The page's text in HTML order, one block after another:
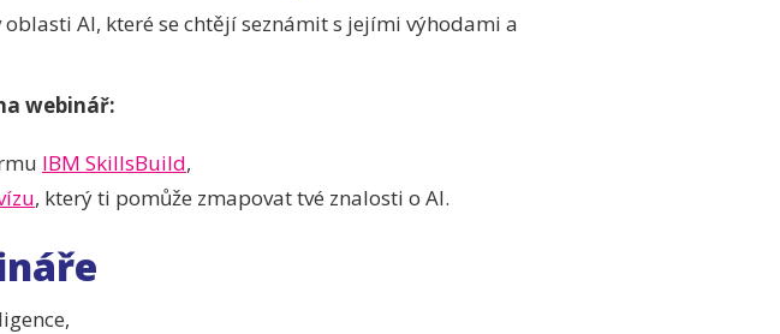
oblasti AI, které se chtějí seznámit s jejími výhodami a
webinář:
IBM SkillsBuild,
, který ti pomůže zmapovat tvé znalosti o AI.